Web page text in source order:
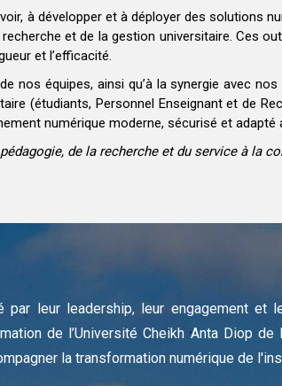
à développer et à déployer des solutions
recherche et de la gestion universitaire. Ces
et l’efficacité.
nos équipes, ainsi qu’à la synergie avec
(étudiants, Personnel Enseignant et de
numérique moderne, sécurisé et adapté
de la recherche et du service à la
leur leadership, leur engagement et
de l’Université Cheikh Anta Diop de
la transformation numérique de